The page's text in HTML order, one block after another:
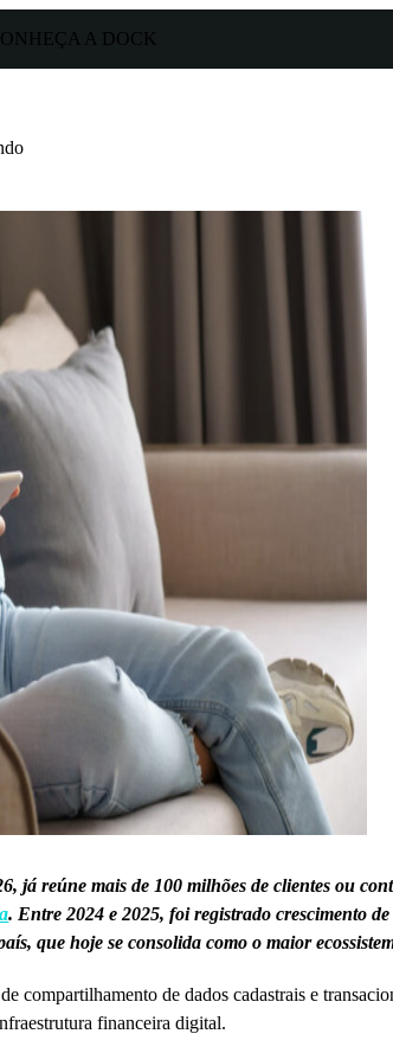
A DOCK
reúne mais de 100 milhões de clientes ou
. Entre 2024 e 2025, foi registrado crescimento
que hoje se consolida como o maior
compartilhamento de dados cadastrais e
financeira digital.